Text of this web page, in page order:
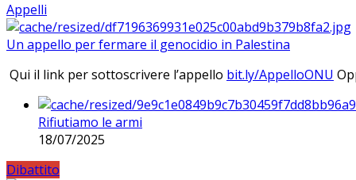
Appelli
Un appello per fermare il genocidio in Palestina
Qui il link per sottoscrivere l’appello bit.ly/AppelloONU
Rifiutiamo le armi
18/07/2025
Dibattito